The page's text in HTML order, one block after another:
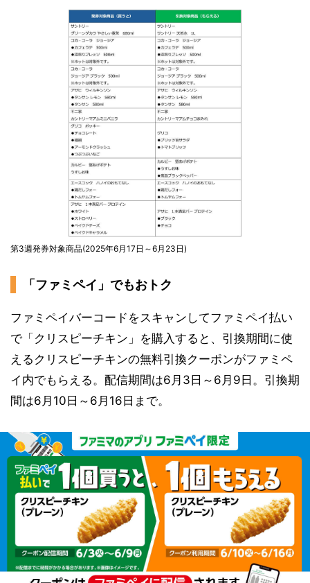
第3週発券対象商品(2025年6月17日～6月23日)
「ファミペイ」でもおトク
ファミペイバーコードをスキャンしてファミペイ払い
で「クリスピーチキン」を購入すると、引換期間に使
えるクリスピーチキンの無料引換クーポンがファミペ
イ内でもらえる。配信期間は6月3日～6月9日。引換期
間は6月10日～6月16日まで。